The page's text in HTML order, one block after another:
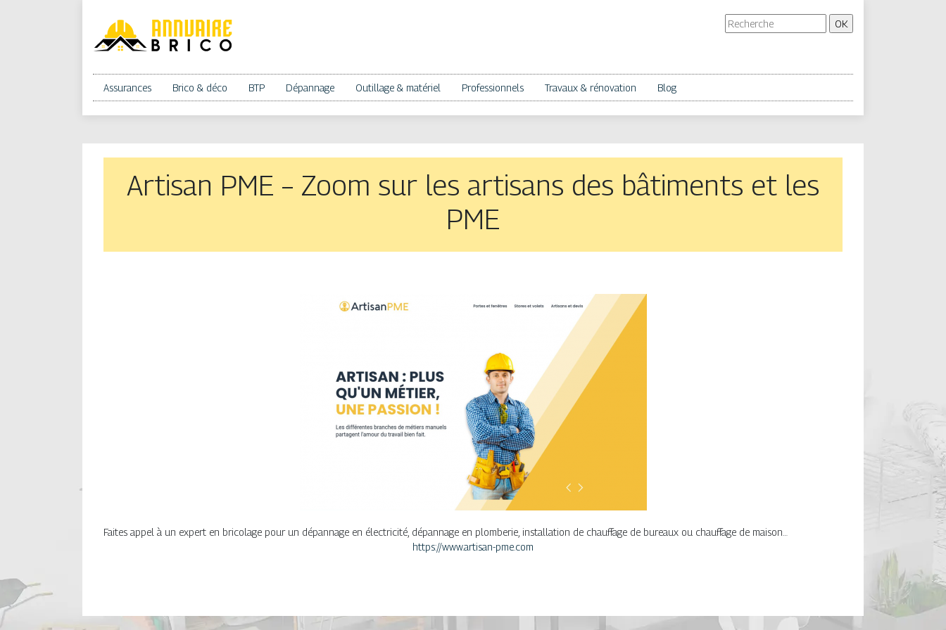
Assurances Brico & déco BTP Dépannage Outillage & matériel Professionnels Travaux & rénovation Blog
Artisan PME – Zoom sur les artisans des bâtiments et les
PME
Faites appel à un expert en bricolage pour un dépannage en électricité, dépannage en plomberie, installation de chauffage de bureaux ou chauffage de maison…
https://www.artisan-pme.com